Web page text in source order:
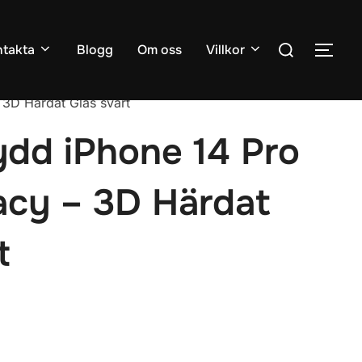
Blogg Om oss Villkor
Sök
efter:
SLÅ
Härdat Glas svart
iPhone 14 Pro
– 3D Härdat